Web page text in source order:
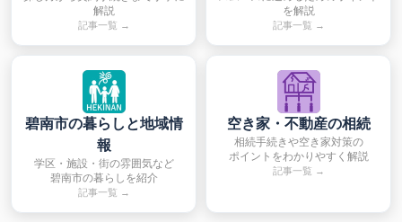
解説
記事一覧 →
を解説
記事一覧 →
碧南市の暮らしと地域情
報
学区・施設・街の雰囲気など
碧南市の暮らしを紹介
記事一覧 →
空き家・不動産の相続
相続手続きや空き家対策の
ポイントをわかりやすく解説
記事一覧 →